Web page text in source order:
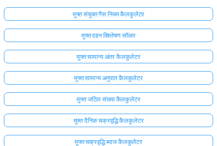
मुफ्त संयुक्त गैस नियम कैलकुलेटर
मुफ्त दहन विश्लेषण सॉल्वर
मुफ्त सामान्य अंतर कैलकुलेटर
मुफ्त सामान्य अनुपात कैलकुलेटर
मुफ्त जटिल संख्या कैलकुलेटर
मुफ्त दैनिक चक्रवृद्धि कैलकुलेटर
मुफ्त चक्रवृद्धि ब्याज कैलकुलेटर